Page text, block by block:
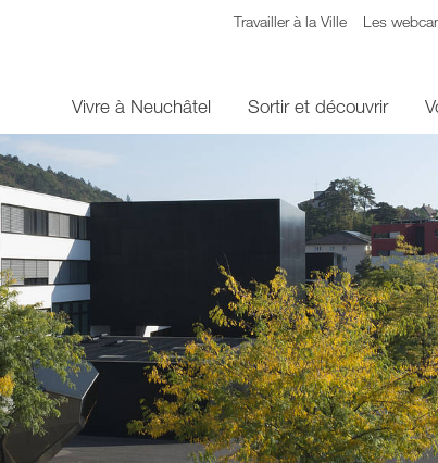
Travailler à la Ville Les
Vivre à Neuchâtel Sortir et découvrir